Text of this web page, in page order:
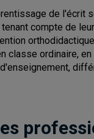
de l'écrit
compte de
classe ordinaire,